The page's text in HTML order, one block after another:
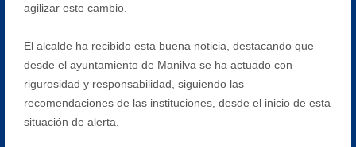
agilizar este cambio.
El alcalde ha recibido esta buena noticia, destacando que
desde el ayuntamiento de Manilva se ha actuado con
rigurosidad y responsabilidad, siguiendo las
recomendaciones de las instituciones, desde el inicio de esta
situación de alerta.